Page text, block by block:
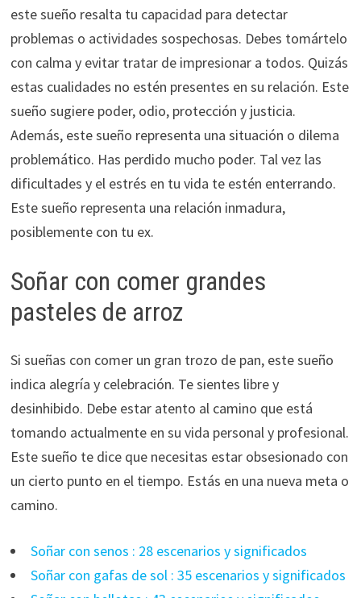
este sueño resalta tu capacidad para detectar
problemas o actividades sospechosas. Debes tomártelo
con calma y evitar tratar de impresionar a todos. Quizás
estas cualidades no estén presentes en su relación. Este
sueño sugiere poder, odio, protección y justicia.
Además, este sueño representa una situación o dilema
problemático. Has perdido mucho poder. Tal vez las
dificultades y el estrés en tu vida te estén enterrando.
Este sueño representa una relación inmadura,
posiblemente con tu ex.
Soñar con comer grandes
pasteles de arroz
Si sueñas con comer un gran trozo de pan, este sueño
indica alegría y celebración. Te sientes libre y
desinhibido. Debe estar atento al camino que está
tomando actualmente en su vida personal y profesional.
Este sueño te dice que necesitas estar obsesionado con
un cierto punto en el tiempo. Estás en una nueva meta o
camino.
Soñar con senos : 28 escenarios y significados
Soñar con gafas de sol : 35 escenarios y significados